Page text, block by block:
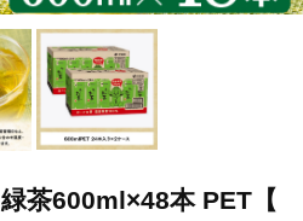
茶600ml×48本 PET【